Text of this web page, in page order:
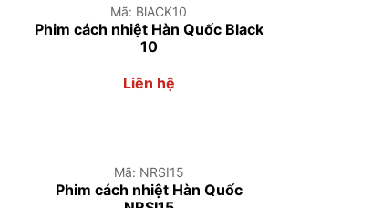
Mã: BlACK10
Phim cách nhiệt Hàn Quốc Black
10
Liên hệ
Mã: NRSI15
Phim cách nhiệt Hàn Quốc